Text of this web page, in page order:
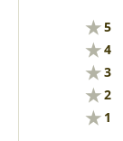
★5
★4
★3
★2
★ 1